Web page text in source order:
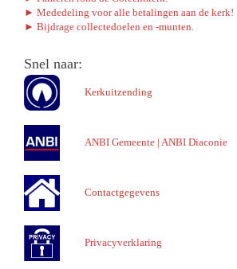
► Mededeling voor alle betalingen aan de kerk!
► Bijdrage collectedoelen en -munten.
Snel naar:
Kerkuitzending
ANBI Gemeente | ANBI Diaconie
Contactgegevens
Privacyverklaring